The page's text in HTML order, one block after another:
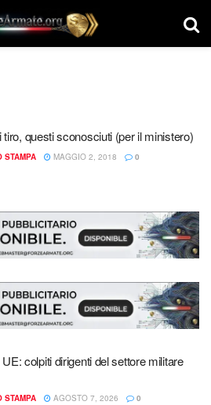
tiro, questi sconosciuti (per il ministero)
STAMPA MAGGIO 2, 2018 0
colpiti dirigenti del settore militare
STAMPA AGOSTO 7, 2026 0